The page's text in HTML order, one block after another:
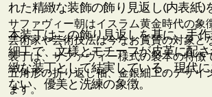
れた精緻な装飾の飾り見返し(内表紙)
本装丁はこの飾り見返しを基に、手
細工で、文様とモチーフが皮革に配
緻な装丁として結実している。現代
ない、優美と洗練の象徴。
サファヴィー朝はイスラム黄金時代の象
芸術家や芸術技法は今なお賞賛の対象と
装丁は、サファヴィー様式の製本の特徴
五角形の折り返し袖、金銀細工のデザイ
ます。